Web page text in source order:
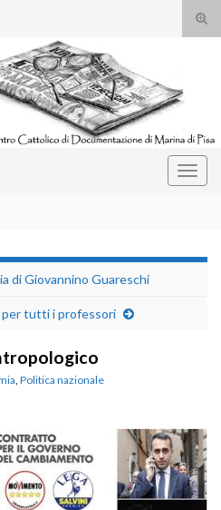
il
di Giovannino Guareschi
tutti i professori
Politica nazionale